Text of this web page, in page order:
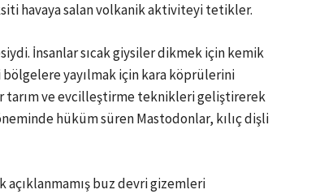
havaya salan volkanik aktiviteyi tetikler.
İnsanlar sıcak giysiler dikmek için kemik
yayılmak için kara köprülerini
tarım ve evcilleştirme teknikleri geliştirerek
hüküm süren Mastodonlar, kılıç dişli
açıklanmamış buz devri gizemleri